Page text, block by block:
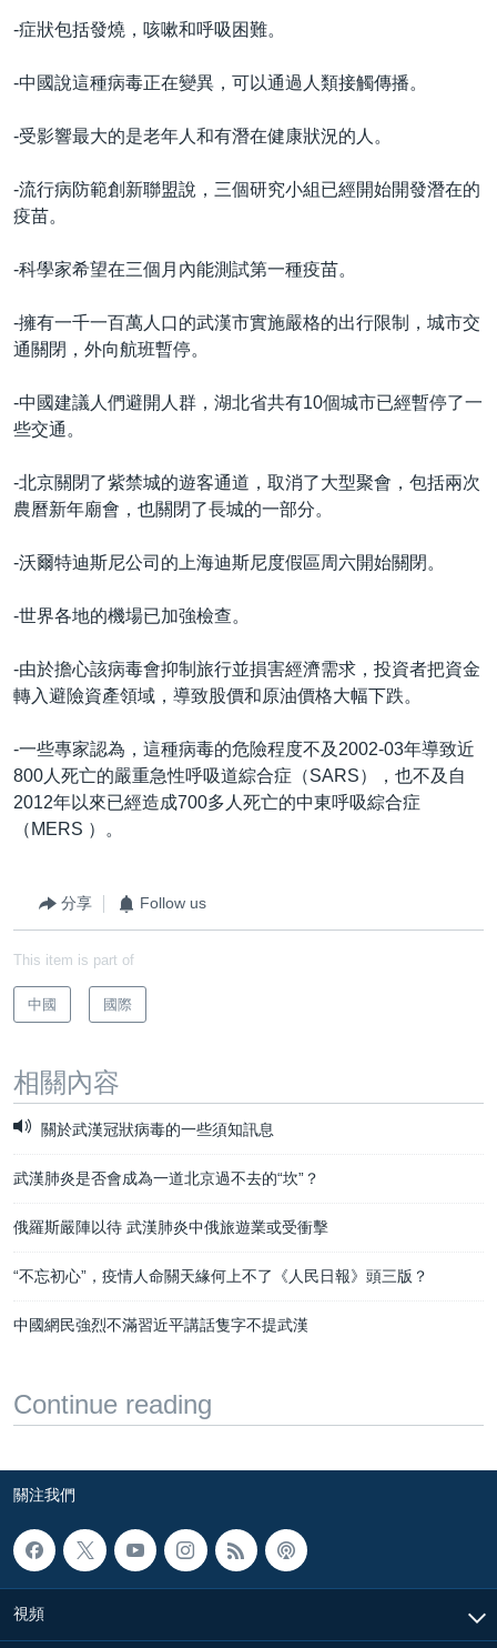
-症狀包括發燒，咳嗽和呼吸困難。
-中國說這種病毒正在變異，可以通過人類接觸傳播。
-受影響最大的是老年人和有潛在健康狀況的人。
-流行病防範創新聯盟說，三個研究小組已經開始開發潛在的
疫苗。
-科學家希望在三個月內能測試第一種疫苗。
-擁有一千一百萬人口的武漢市實施嚴格的出行限制，城市交
通關閉，外向航班暫停。
-中國建議人們避開人群，湖北省共有10個城市已經暫停了一
些交通。
-北京關閉了紫禁城的遊客通道，取消了大型聚會，包括兩次
農曆新年廟會，也關閉了長城的一部分。
-沃爾特迪斯尼公司的上海迪斯尼度假區周六開始關閉。
-世界各地的機場已加強檢查。
-由於擔心該病毒會抑制旅行並損害經濟需求，投資者把資金
轉入避險資產領域，導致股價和原油價格大幅下跌。
-一些專家認為，這種病毒的危險程度不及2002-03年導致近
800人死亡的嚴重急性呼吸道綜合症（SARS），也不及自
2012年以來已經造成700多人死亡的中東呼吸綜合症
（MERS ）。
分享 Follow us
This item is part of
中國 國際
相關內容
關於武漢冠狀病毒的一些須知訊息
武漢肺炎是否會成為一道北京過不去的“坎”？
俄羅斯嚴陣以待 武漢肺炎中俄旅遊業或受衝擊
“不忘初心”，疫情人命關天緣何上不了《人民日報》頭三版？
中國網民強烈不滿習近平講話隻字不提武漢
Continue reading
關注我們
視頻